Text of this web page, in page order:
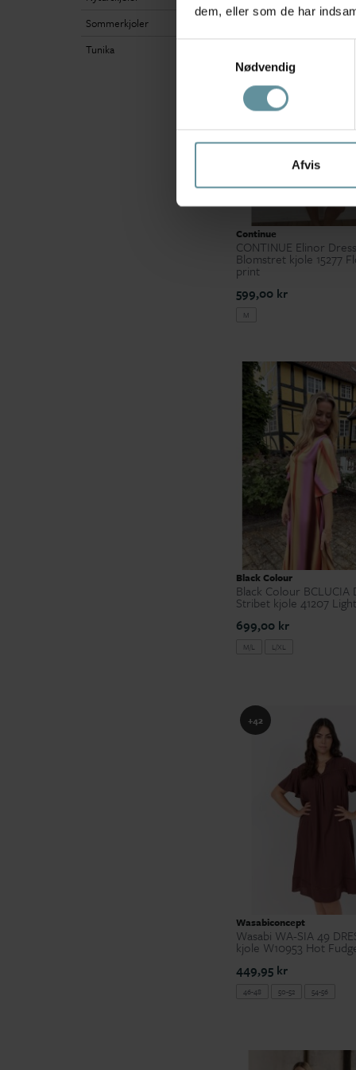
dem, eller som de har
Nødvendig
Afvis
Sommerkjoler
Tunika
Continue
CONTINUE Elinor
Blomstret kjole 15277
print
599,00 kr
M
Black Colour
Black Colour BCLUCIA
Stribet kjole 41207
699,00 kr
M/L L/XL
+42
Wasabiconcept
Wasabi WA-SIA 49
kjole W10953 Hot
449,95 kr
46-48 50-52 54-56